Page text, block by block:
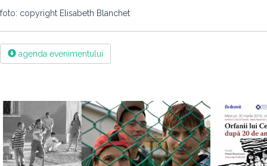
foto: copyright Elisabeth Blanchet
agenda evenimentului